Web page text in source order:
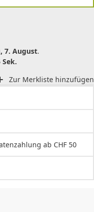
7. August.
Zur Merkliste hinzufügen
ab CHF 50